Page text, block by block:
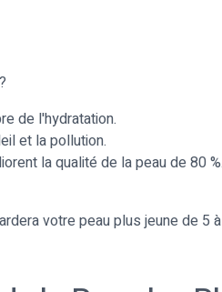
de l'hydratation.
et la pollution.
la qualité de la peau de 80 %.
votre peau plus jeune de 5